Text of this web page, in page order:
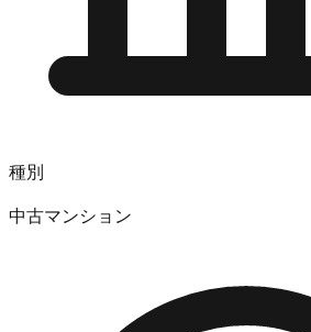
種別
中古マンション